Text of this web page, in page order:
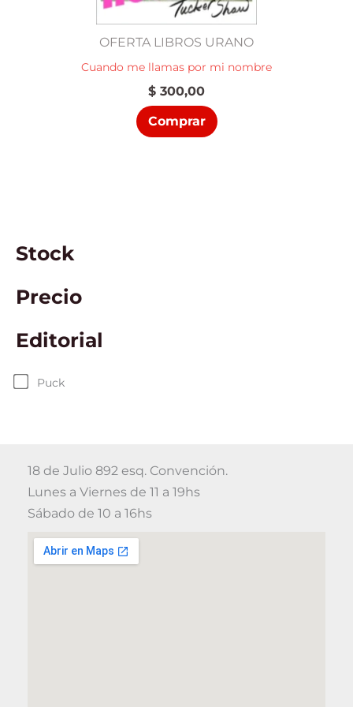
Stock
Precio
Editorial
Puck
OFERTA LIBROS URANO
Cuando me llamas por mi nombre
$ 300,00
Comprar
18 de Julio 892 esq. Convención.
Lunes a Viernes de 11 a 19hs
Sábado de 10 a 16hs